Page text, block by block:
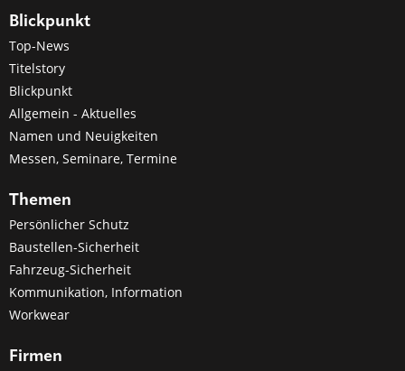
Blickpunkt
Top-News
Titelstory
Blickpunkt
Allgemein - Aktuelles
Namen und Neuigkeiten
Messen, Seminare, Termine
Themen
Persönlicher Schutz
Baustellen-Sicherheit
Fahrzeug-Sicherheit
Kommunikation, Information
Workwear
Firmen